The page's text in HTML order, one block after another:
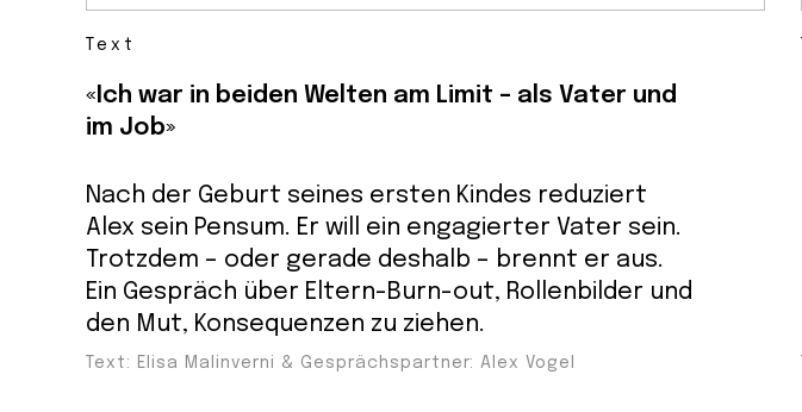
Text
«Ich war in beiden Welten am Limit – als Vater und
im Job»
Nach der Geburt seines ersten Kindes reduziert
Alex sein Pensum. Er will ein engagierter Vater sein.
Trotzdem – oder gerade deshalb – brennt er aus.
Ein Gespräch über Eltern-Burn-out, Rollenbilder und
den Mut, Konsequenzen zu ziehen.
Text: Elisa Malinverni & Gesprächspartner: Alex Vogel